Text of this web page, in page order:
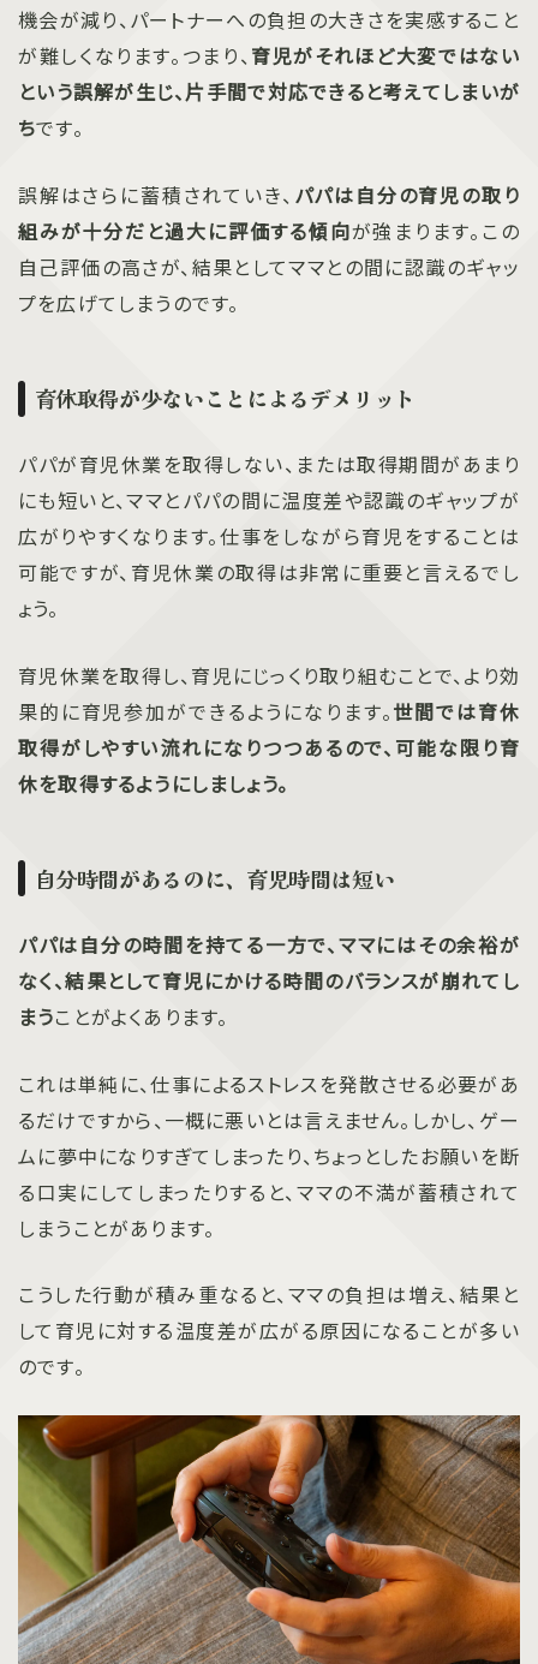
機会が減り、パートナーへの負担の大きさを実感すること
が難しくなります。つまり、育児がそれほど大変ではない
という誤解が生じ、片手間で対応できると考えてしまいが
ちです。
誤解はさらに蓄積されていき、 パパは自分の育児の取り
組みが十分だと過大に評価する傾向が強まります。この
自己評価の高さが、結果としてママとの間に認識のギャッ
プを広げてしまうのです。
育休取得が少ないことによるデメリット
パパが育児休業を取得しない、または取得期間があまり
にも短いと、ママとパパの間に温度差や認識のギャップが
広がりやすくなります。仕事をしながら育児をすることは
可能ですが、育児休業の取得は非常に重要と言えるでし
ょう。
育児休業を取得し、育児にじっくり取り組むことで、より効
果的に育児参加ができるようになります。世間では育休
取得がしやすい流れになりつつあるので、可能な限り育
休を取得するようにしましょう。
自分時間があるのに、育児時間は短い
パパは自分の時間を持てる一方で、ママにはその余裕が
なく、結果として育児にかける時間のバランスが崩れてし
まうことがよくあります。
これは単純に、仕事によるストレスを発散させる必要があ
るだけですから、一概に悪いとは言えません。しかし、ゲー
ムに夢中になりすぎてしまったり、ちょっとしたお願いを断
る口実にしてしまったりすると、ママの不満が蓄積されて
しまうことがあります。
こうした行動が積み重なると、ママの負担は増え、結果と
して育児に対する温度差が広がる原因になることが多い
のです。